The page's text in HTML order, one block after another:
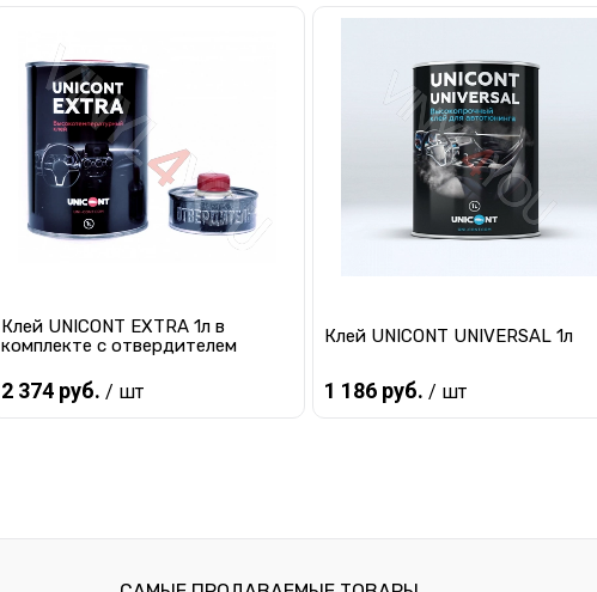
Купить в 1 клик
В избранное
В корзину
Купить в 1 клик К сравнению
В избранное
Клей UNICONT EXTRA 1л в
комплекте с отвердителем
2 374 руб. / шт
Клей UNICONT UNIVERSAL 1л
1 186 руб. / шт